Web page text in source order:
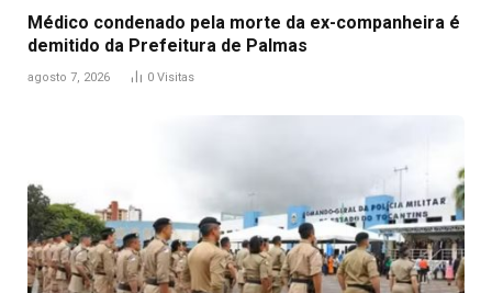
Médico condenado pela morte da ex-companheira é
demitido da Prefeitura de Palmas
agosto 7, 2026 0 Visitas